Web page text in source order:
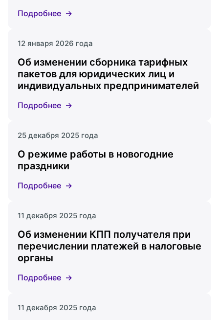
Подробнее
12 января 2026 года
Об изменении сборника тарифных
пакетов для юридических лиц и
индивидуальных предпринимателей
Подробнее
25 декабря 2025 года
О режиме работы в новогодние
праздники
Подробнее
11 декабря 2025 года
Об изменении КПП получателя при
перечислении платежей в налоговые
органы
Подробнее
11 декабря 2025 года